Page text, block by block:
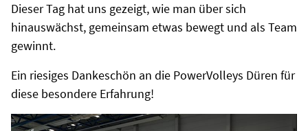
Dieser Tag hat uns gezeigt, wie man über sich
hinauswächst, gemeinsam etwas bewegt und als Team
gewinnt.
Ein riesiges Dankeschön an die PowerVolleys Düren für
diese besondere Erfahrung!